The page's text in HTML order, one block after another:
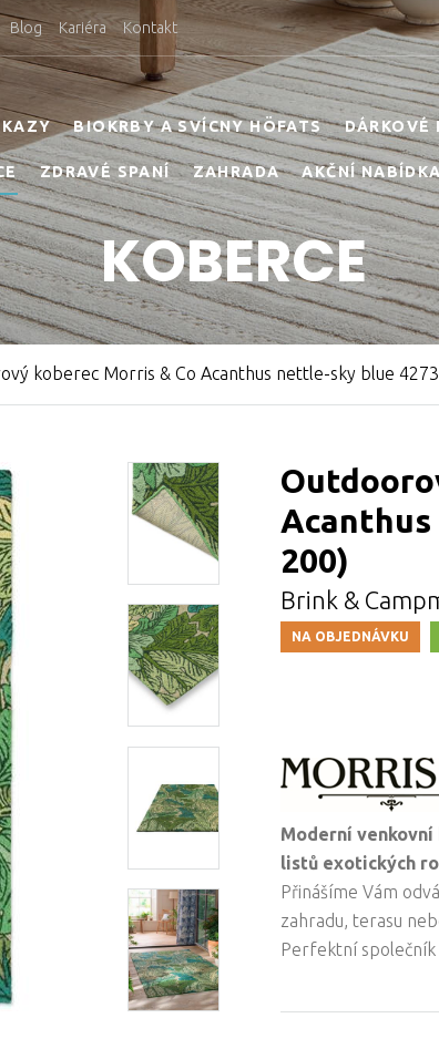
Blog Kariéra Kontakt
BIOKRBY A SVÍCNY HÖFATS DÁRKOVÉ
ZDRAVÉ SPANÍ ZAHRADA AKČNÍ NABÍDKA
KOBERCE
koberec Morris & Co Acanthus nettle-sky blue
200)
Brink &
NA OBJEDNÁVKU
Moderní
listů exotických
Přinášíme Vám
zahradu, terasu
Perfektní